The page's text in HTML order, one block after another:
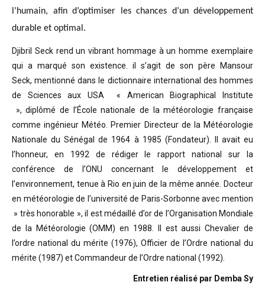
l’humain, afin d’optimiser les chances d’un développement
durable et optimal.
Djibril Seck rend un vibrant hommage à un homme exemplaire
qui a marqué son existence. il s’agit de son père Mansour
Seck,mentionné dans le dictionnaire international des hommes
de Sciences aux USA « American Biographical Institute
», diplômé de l’École nationale de la météorologie française
comme ingénieur Météo. Premier Directeur de la Météorologie
Nationale du Sénégal de 1964 à 1985 (Fondateur). Il avait eu
l’honneur, en 1992 de rédiger le rapport national sur la
conférence de l’ONU concernant le développement et
l’environnement, tenue à Rio en juin de la même année.
Docteur
en météorologie de l’université de Paris-Sorbonne avec mention
» très honorable », il est médaillé d’or de l’Organisation Mondiale
de la Météorologie (OMM) en 1988. Il est aussi Chevalier de
l’ordre national du mérite (1976), Officier de l’Ordre national du
mérite (1987) et Commandeur de l’Ordre national (1992).
Entretien réalisé par Demba Sy